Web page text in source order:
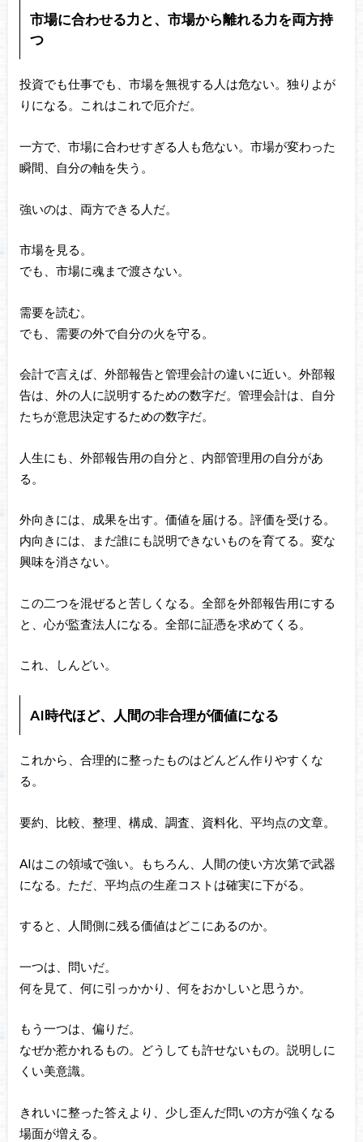
市場に合わせる力と、市場から離れる力を両方持
つ
投資でも仕事でも、市場を無視する人は危ない。独りよが
りになる。これはこれで厄介だ。
一方で、市場に合わせすぎる人も危ない。市場が変わった
瞬間、自分の軸を失う。
強いのは、両方できる人だ。
市場を見る。
でも、市場に魂まで渡さない。
需要を読む。
でも、需要の外で自分の火を守る。
会計で言えば、外部報告と管理会計の違いに近い。外部報
告は、外の人に説明するための数字だ。管理会計は、自分
たちが意思決定するための数字だ。
人生にも、外部報告用の自分と、内部管理用の自分があ
る。
外向きには、成果を出す。価値を届ける。評価を受ける。
内向きには、まだ誰にも説明できないものを育てる。変な
興味を消さない。
この二つを混ぜると苦しくなる。全部を外部報告用にする
と、心が監査法人になる。全部に証憑を求めてくる。
これ、しんどい。
AI時代ほど、人間の非合理が価値になる
これから、合理的に整ったものはどんどん作りやすくな
る。
要約、比較、整理、構成、調査、資料化、平均点の文章。
AIはこの領域で強い。もちろん、人間の使い方次第で武器
になる。ただ、平均点の生産コストは確実に下がる。
すると、人間側に残る価値はどこにあるのか。
一つは、問いだ。
何を見て、何に引っかかり、何をおかしいと思うか。
もう一つは、偏りだ。
なぜか惹かれるもの。どうしても許せないもの。説明しに
くい美意識。
きれいに整った答えより、少し歪んだ問いの方が強くなる
場面が増える。